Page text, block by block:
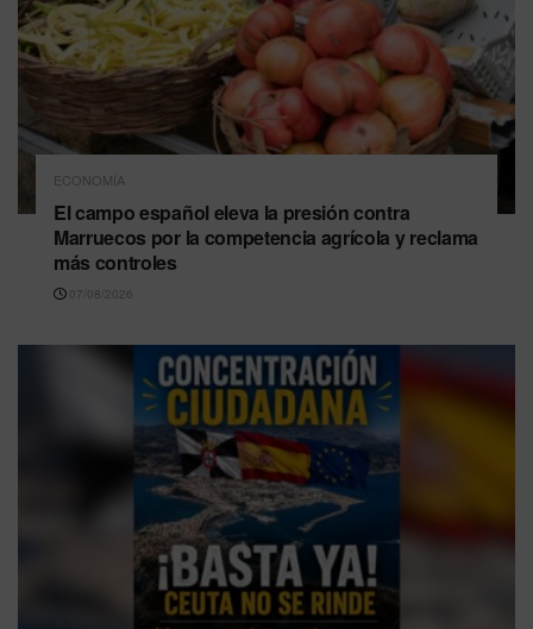
ECONOMÍA
El campo español eleva la presión contra
Marruecos por la competencia agrícola y reclama
más controles
07/08/2026